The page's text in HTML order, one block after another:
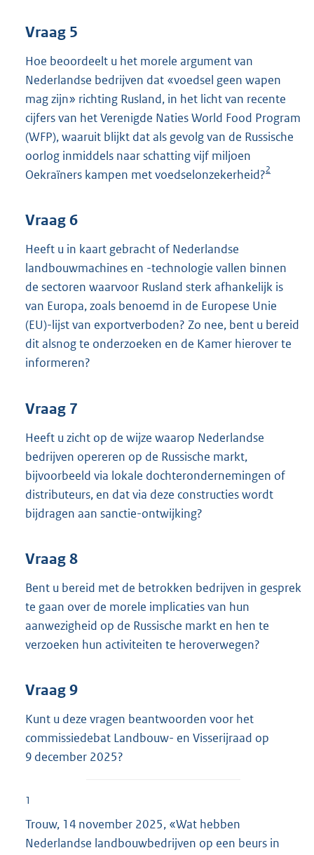
Vraag 5
Hoe beoordeelt u het morele argument van
Nederlandse bedrijven dat «voedsel geen wapen
mag zijn» richting Rusland, in het licht van recente
cijfers van het Verenigde Naties World Food Program
(WFP), waaruit blijkt dat als gevolg van de Russische
oorlog inmiddels naar schatting vijf miljoen
Oekraïners kampen met voedselonzekerheid?2
Vraag 6
Heeft u in kaart gebracht of Nederlandse
landbouwmachines en -technologie vallen binnen
de sectoren waarvoor Rusland sterk afhankelijk is
van Europa, zoals benoemd in de Europese Unie
(EU)-lijst van exportverboden? Zo nee, bent u bereid
dit alsnog te onderzoeken en de Kamer hierover te
informeren?
Vraag 7
Heeft u zicht op de wijze waarop Nederlandse
bedrijven opereren op de Russische markt,
bijvoorbeeld via lokale dochterondernemingen of
distributeurs, en dat via deze constructies wordt
bijdragen aan sanctie-ontwijking?
Vraag 8
Bent u bereid met de betrokken bedrijven in gesprek
te gaan over de morele implicaties van hun
aanwezigheid op de Russische markt en hen te
verzoeken hun activiteiten te heroverwegen?
Vraag 9
Kunt u deze vragen beantwoorden voor het
commissiedebat Landbouw- en Visserijraad op
9 december 2025?
1
Trouw, 14 november 2025, «Wat hebben
Nederlandse landbouwbedrijven op een beurs in